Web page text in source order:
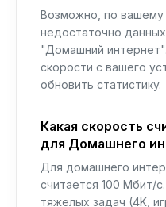
Возможно, по
недостаточно
"Домашний
скорости с вашего
обновить статистику.
Какая скорость
для Домашнего
Для домашнего
считается 100 Мбит/
тяжелых задач (4K,